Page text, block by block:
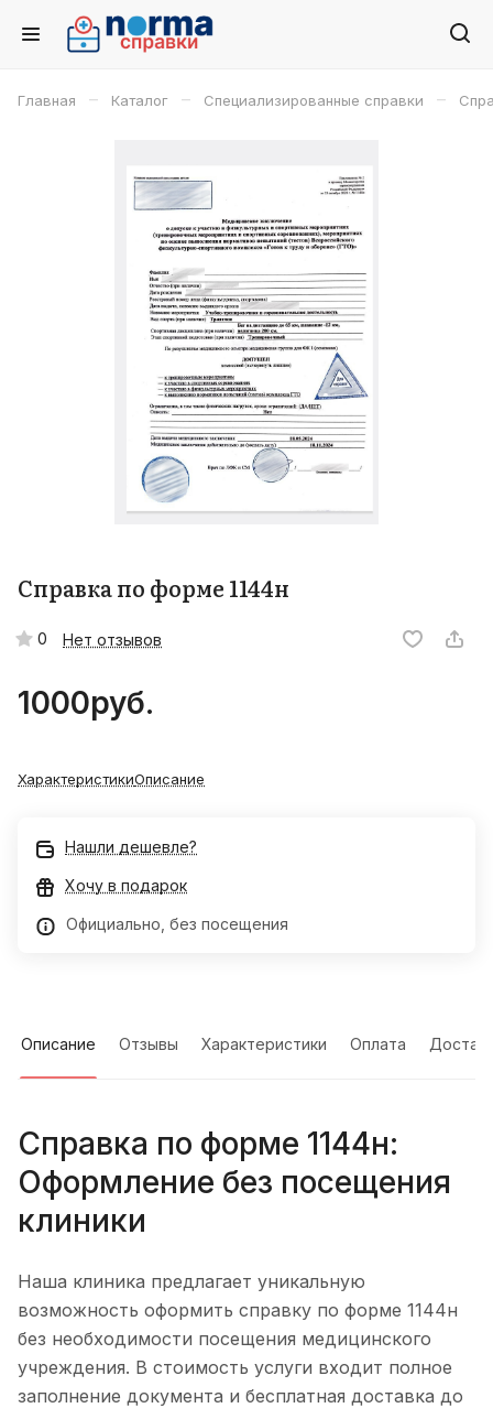
Главная – Каталог – Специализированные справки –
Справка по форме 1144н
0 Нет отзывов
1000руб.
ХарактеристикиОписание
Нашли дешевле?
Хочу в подарок
Официально, без посещения
Описание Отзывы Характеристики Оплата
Справка по форме 1144н:
Оформление без посещения
клиники
Наша клиника предлагает уникальную
возможность оформить справку по форме 1144н
без необходимости посещения медицинского
учреждения. В стоимость услуги входит полное
заполнение документа и бесплатная доставка до